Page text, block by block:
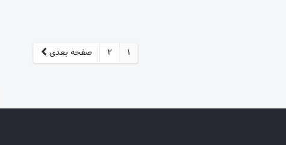
1
2 صفحه بعدی